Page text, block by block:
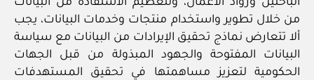
الباحثين ورواد الأعمال، ولتعظيم الاستفادة من البيانات
من خلال تطوير واستخدام منتجات وخدمات البيانات، يجب
ألا تتعارض نماذج تحقيق الإيرادات من البيانات مع سياسة
البيانات المفتوحة والجهود المبذولة من قبل الجهات
الحكومية لتعزيز مساهمتها في تحقيق المستهدفات